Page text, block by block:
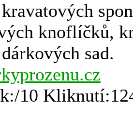
knoflíčků,
sad.
10